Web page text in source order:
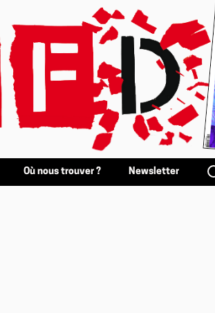
Où nous trouver ? Newsletter